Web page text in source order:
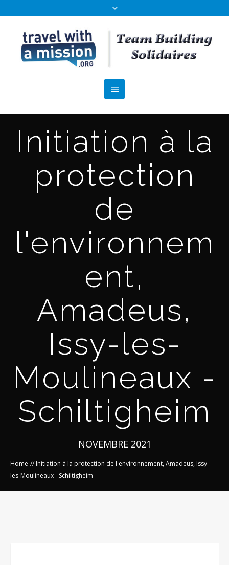
Initiation à la
protection
de
l'environnem
ent,
Amadeus,
Issy-les-
Moulineaux -
Schiltigheim
NOVEMBRE 2021
Home //Initiation à la protection de l'environnement, Amadeus, Issy-
les-Moulineaux - Schiltigheim